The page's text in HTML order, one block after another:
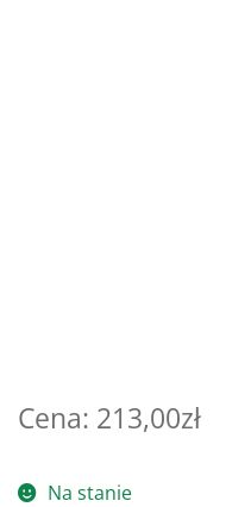
213,00zł
Na stanie